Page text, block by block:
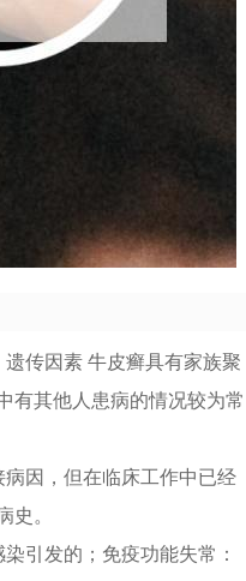
传因素 牛皮癣具有家族聚
有其他人患病的情况较为常
因，但在临床工作中已经
史。
引发的；免疫功能失常：